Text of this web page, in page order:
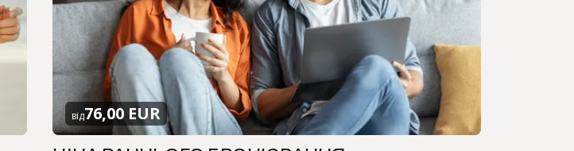
від76,00 EUR